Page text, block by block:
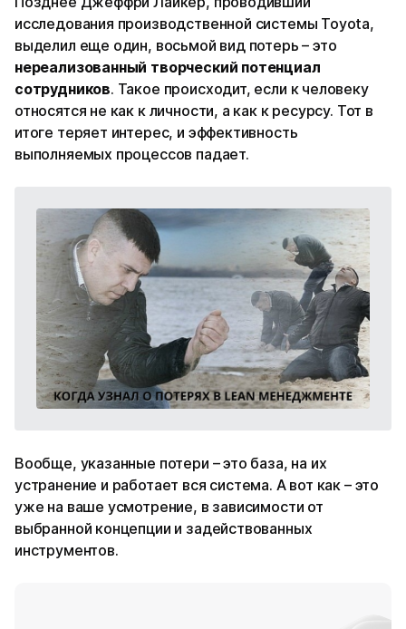
исследования производственной системы Toyota,
выделил еще один, восьмой вид потерь – это
нереализованный творческий потенциал
сотрудников. Такое происходит, если к человеку
относятся не как к личности, а как к ресурсу. Тот в
итоге теряет интерес, и эффективность
выполняемых процессов падает.
Вообще, указанные потери – это база, на их
устранение и работает вся система. А вот как – это
уже на ваше усмотрение, в зависимости от
выбранной концепции и задействованных
инструментов.